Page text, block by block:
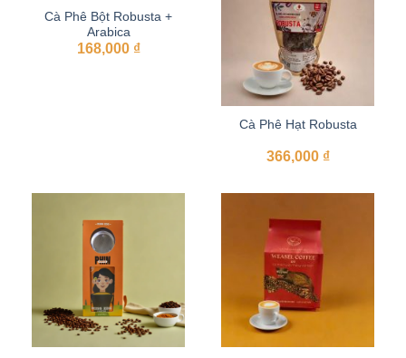
Cà Phê Bột Robusta +
Arabica
168,000 ₫
Cà Phê Hạt Robusta
366,000 ₫